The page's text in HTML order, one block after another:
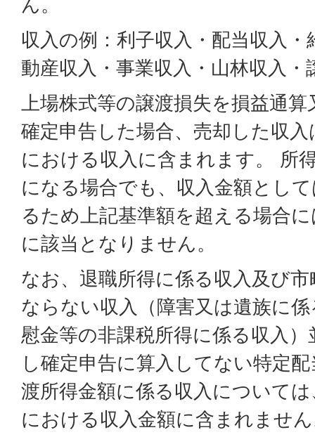
収入の例：利子収入・配当収入
動産収入・事業収入・山林収入・
上場株式等の譲渡損失を損益通
確定申告した場合、売却した収
における収入に含まれます。 所
になる場合でも、収入金額とし
るため上記基準額を超える場合
に該当となりません。
なお、退職所得に係る収入及び
ならない収入（障害又は遺族に
慰金等の非課税所得に係る収入
し確定申告に算入してない特定
渡所得金額に係る収入について
における収入金額に含まれませ